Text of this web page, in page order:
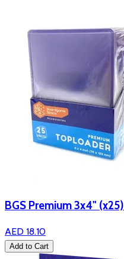
BGS Premium 3x4" (x25)
AED 18.10
Add to Cart